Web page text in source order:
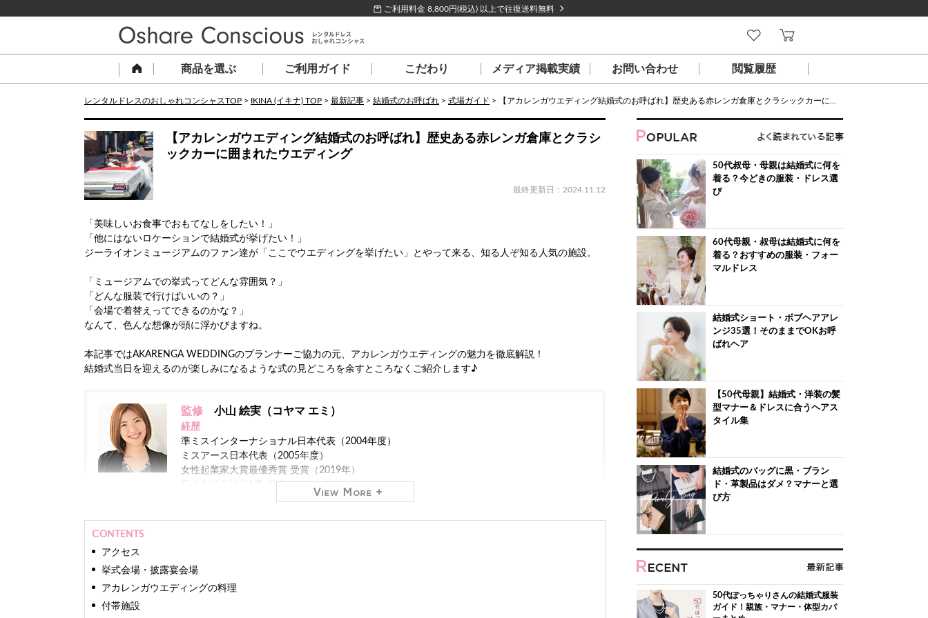
ご利用料金 8,800円(税込) 以上で往復送料無料
商品を選ぶ ご利用ガイド こだわり メディア掲載実績 お問い合わせ 閲覧履歴
レンタルドレスのおしゃれコンシャスTOP > IKINA (イキナ) TOP > 最新記事 > 結婚式のお呼ばれ > 式場ガイド > 【アカレンガウエディング結婚式のお呼ばれ】歴史ある赤レンガ倉庫とクラシックカーに囲まれたウエディング
【アカレンガウエディング結婚式のお呼ばれ】歴史ある赤レンガ倉庫とクラシ
ックカーに囲まれたウエディング
最終更新日：2024.11.12
「美味しいお食事でおもてなしをしたい！」
「他にはないロケーションで結婚式が挙げたい！」
ジーライオンミュージアムのファン達が「ここでウエディングを挙げたい」とやって来る、知る人ぞ知る人気の施設。
「ミュージアムでの挙式ってどんな雰囲気？」
「どんな服装で行けばいいの？」
「会場で着替えってできるのかな？」
なんて、色んな想像が頭に浮かびますね。
本記事ではAKARENGA WEDDINGのプランナーご協力の元、アカレンガウエディングの魅力を徹底解説！
結婚式当日を迎えるのが楽しみになるような式の見どころを余すところなくご紹介します♪
監修 小山 絵実（コヤマ エミ）
経歴
準ミスインターナショナル日本代表（2004年度）
ミスアース日本代表（2005年度）
女性起業家大賞最優秀賞 受賞（2019年）
日本化粧品検定1級 保有
ファッションモデルやアパレルバイヤーの経験もあり、おしゃれコンシャスでは主に商品の仕
CONTENTS
アクセス
挙式会場・披露宴会場
アカレンガウエディングの料理
付帯施設
50代叔母・母親は結婚式に何を
着る？今どきの服装・ドレス選
び
60代母親・叔母は結婚式に何を
着る？おすすめの服装・フォー
マルドレス
結婚式ショート・ボブヘアアレ
ンジ35選！そのままでOKお呼
ばれヘア
【50代母親】結婚式・洋装の髪
型マナー＆ドレスに合うヘアス
タイル集
結婚式のバッグに黒・ブラン
ド・革製品はダメ？マナーと選
び方
50代ぽっちゃりさんの結婚式服装
ガイド！親族・マナー・体型カバ